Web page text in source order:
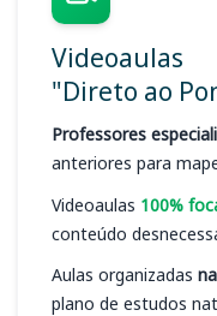
Videoaulas
"Direto ao
Professores
anteriores para
Videoaulas 100%
conteúdo
Aulas organizadas
plano de estudos